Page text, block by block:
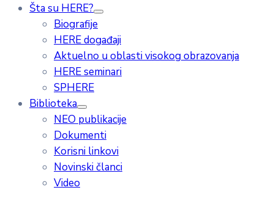
Šta su HERE?
Biografije
HERE događaji
Aktuelno u oblasti visokog obrazovanja
HERE seminari
SPHERE
Biblioteka
NEO publikacije
Dokumenti
Korisni linkovi
Novinski članci
Video